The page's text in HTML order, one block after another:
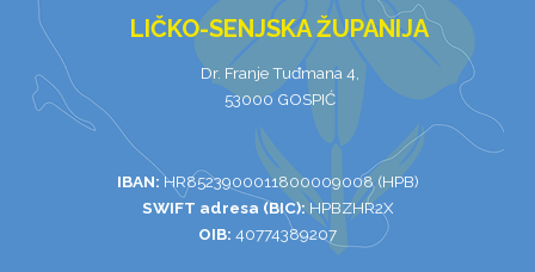
LIČKO-SENJSKA ŽUPANIJA
Dr. Franje Tuđmana 4,
53000 GOSPIĆ
IBAN: HR8523900011800009008 (HPB)
SWIFT adresa (BIC):HPBZHR2X
OIB: 40774389207